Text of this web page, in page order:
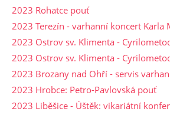
2023 Rohatce pouť
2023 Terezín - varhanní koncert Karla
2023 Ostrov sv. Klimenta -
2023 Ostrov sv. Klimenta -
2023 Brozany nad Ohří - servis varhan
2023 Hrobce: Petro-Pavlovská pouť
2023 Liběšice - Úštěk: vikariátní